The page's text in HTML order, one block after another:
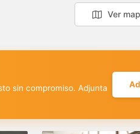
Ver
sin compromiso. Adjunta